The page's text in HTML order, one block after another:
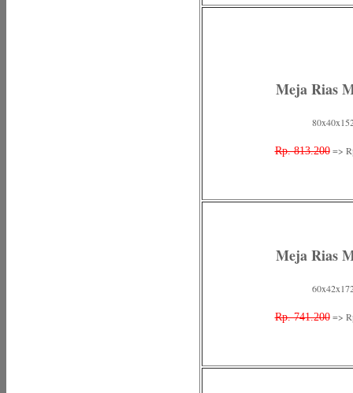
Meja Rias
Rp. 813.200=>
Meja Rias
Rp. 741.200=>